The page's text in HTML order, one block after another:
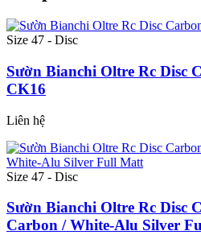
Size 47 - Disc
Sườn Bianchi Oltre Rc Disc
CK16
Liên hệ
Size 47 - Disc
Sườn Bianchi Oltre Rc Disc
Carbon / White-Alu Silver